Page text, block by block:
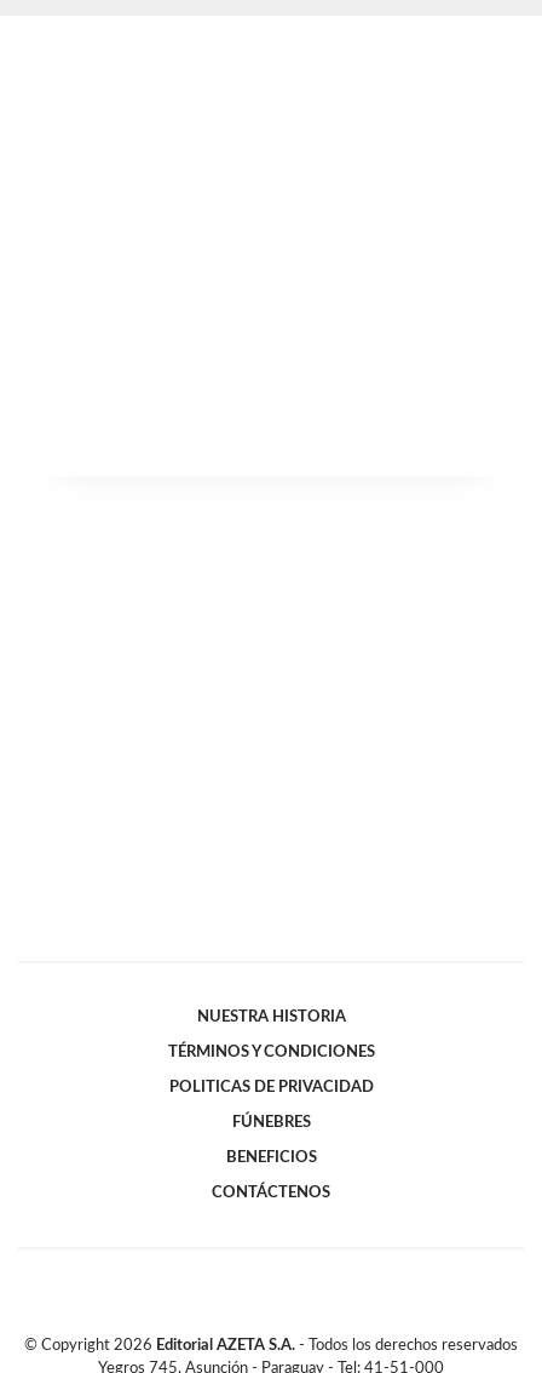
NUESTRA HISTORIA
TÉRMINOS Y CONDICIONES
POLITICAS DE PRIVACIDAD
FÚNEBRES
BENEFICIOS
CONTÁCTENOS
© Copyright 2026 Editorial AZETA S.A. - Todos los derechos reservados
Yegros 745, Asunción - Paraguay - Tel: 41-51-000